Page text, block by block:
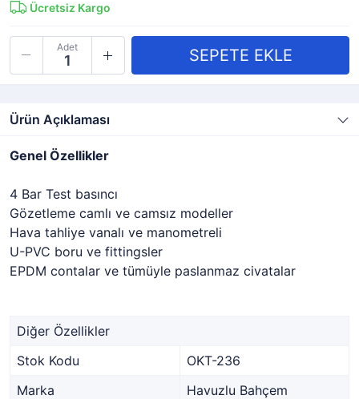
Ücretsiz Kargo
Adet
Ürün Açıklaması
Genel Özellikler
4 Bar Test basıncı
Gözetleme camlı ve camsız modeller
Hava tahliye vanalı ve manometreli
U-PVC boru ve fittingsler
EPDM contalar ve tümüyle paslanmaz civatalar
Diğer Özellikler
Stok Kodu
OKT-236
Marka
Havuzlu Bahçem